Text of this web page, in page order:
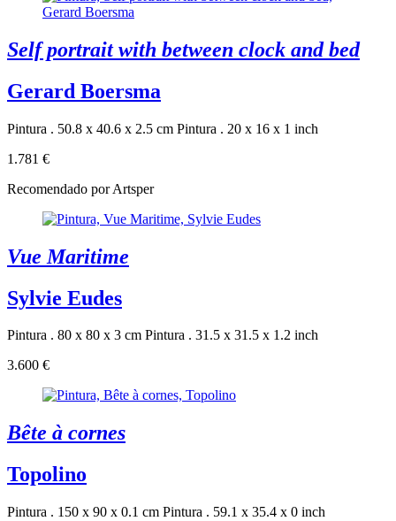
Self portrait with between clock and bed
Gerard Boersma
Pintura . 50.8 x 40.6 x 2.5 cm Pintura . 20 x 16 x 1 inch
1.781 €
Recomendado por Artsper
Vue Maritime
Sylvie Eudes
Pintura . 80 x 80 x 3 cm Pintura . 31.5 x 31.5 x 1.2 inch
3.600 €
Bête à cornes
Topolino
Pintura . 150 x 90 x 0.1 cm Pintura . 59.1 x 35.4 x 0 inch